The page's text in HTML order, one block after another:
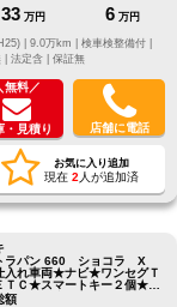
33 万円 6 万円
| 法定含 | 保証無
無料／
・見積り 店舗に電話
お気に入り追加
現在 2 人が追加済
ラパン 660 ショコラ X
入れ車両★ナビ★ワンセグＴ
ＴＣ★スマートキー２個★プ
スタート★バックカメラ
額